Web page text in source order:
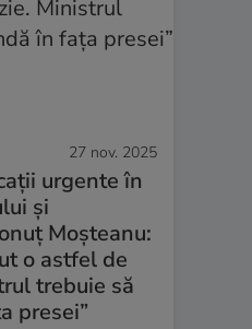
27 nov. 2025
urgente în
și
Moșteanu:
o astfel de
trebuie să
presei”